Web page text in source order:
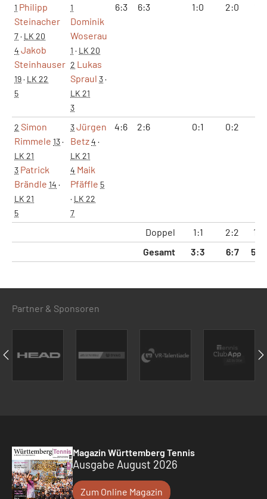
1 Philipp
Steinacher
7· LK 20
4 Jakob
Steinhauser
19· LK 22
5
1
Dominik
Woserau
1 · LK 20
2 Lukas
Spraul 3·
LK 21
3
6:3 6:3 1:0 2:0
2 Simon
Rimmele 13·
LK 21
3 Patrick
Brändle 14 ·
LK 21
5
3Jürgen
Betz4 ·
LK 21
4 Maik
Pfäffle 5
· LK 22
7
4:6 2:6 0:1 0:2
Doppel 1:1 2:2
Gesamt
3:3 6:7
Partner & Sponsoren
Magazin Württemberg Tennis
Ausgabe August 2026
Zum Online Magazin